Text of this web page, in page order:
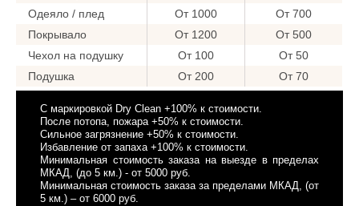
Одеяло / плед От 1000
От 700
Покрывало
От 1200
От 500
Чехол на подушку
От 100
От 50
Подушка
От 200 От 70
C маркировкой Dry Clean +100% к стоимости.
После потопа, пожара +50% к стоимости.
Сильное загрязнение +50% к стоимости.
Избавление от запаха +100% к стоимости.
Минимальная стоимость заказа на выезде в пределах
МКАД, (до 5 км.) - от 5000 руб.
Минимальная стоимость заказа за пределами МКАД, (от
5 км.) – от 6000 руб.